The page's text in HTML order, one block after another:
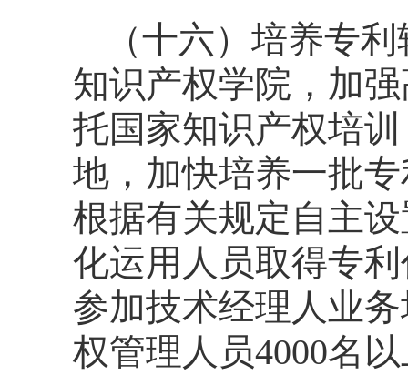
（十六）培养专
知识产权学院，加
托国家知识产权培
地，加快培养一批
根据有关规定自主
化运用人员取得专
参加技术经理人业
权管理人员4000名